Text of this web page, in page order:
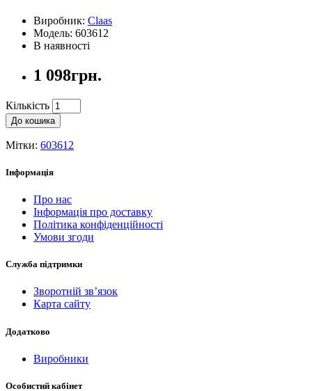
Виробник: Claas
Модель: 603612
В наявності
1 098грн.
Кількість
До кошика
Мітки: 603612
Інформація
Про нас
Інформація про доставку
Політика конфіденційності
Умови згоди
Служба підтримки
Зворотній зв’язок
Карта сайту
Додатково
Виробники
Особистий кабінет